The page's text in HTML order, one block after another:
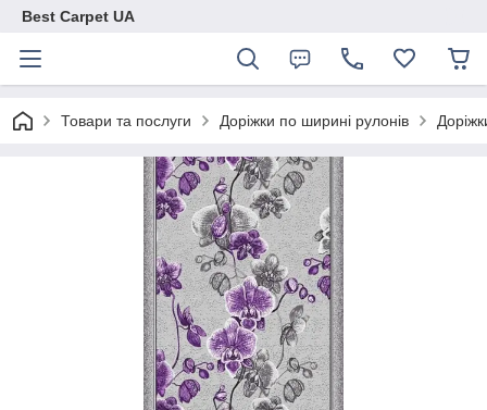
Best Carpet UA
Товари та послуги Доріжки по ширині рулонів